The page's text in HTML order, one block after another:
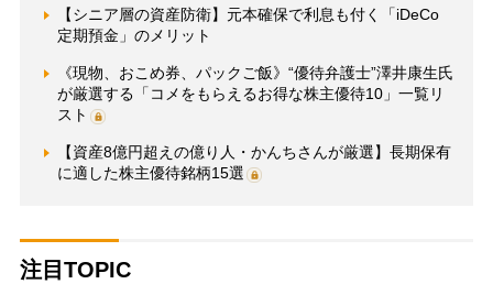
【シニア層の資産防衛】元本確保で利息も付く「iDeCo
定期預金」のメリット
《現物、おこめ券、パックご飯》“優待弁護士”澤井康生氏
が厳選する「コメをもらえるお得な株主優待10」一覧リ
スト
【資産8億円超えの億り人・かんちさんが厳選】長期保有
に適した株主優待銘柄15選
注目TOPIC